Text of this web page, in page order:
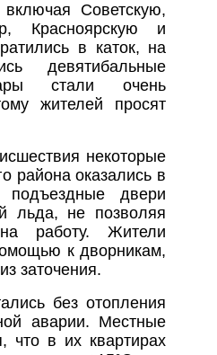
Советскую,
Красноярскую и
в каток, на
девятибальные
стали очень
жителей просят
некоторые
района оказались в
двери
льда, не позволяя
работу. Жители
к дворникам,
заточения.
без отопления
аварии. Местные
что в их квартирах